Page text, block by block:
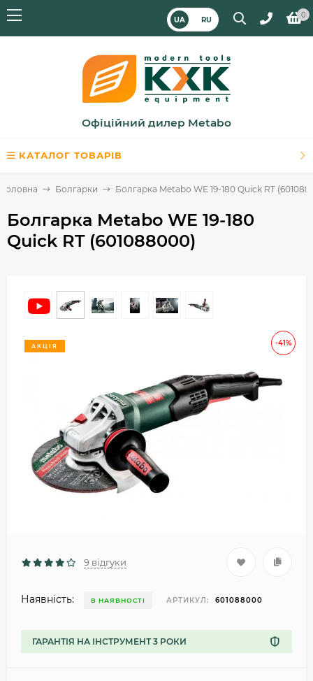
UA RU
0
Офіційний дилер Metabo
КАТАЛОГ ТОВАРІВ
Головна Болгарки Болгарка Metabo WE 19-180 Quick RT
Болгарка Metabo WE 19-180
Quick RT (601088000)
-41%
АКЦІЯ
9 відгуки
Наявність: В НАЯВНОСТІ АРТИКУЛ: 601088000
ГАРАНТІЯ НА ІНСТРУМЕНТ 3 РОКИ